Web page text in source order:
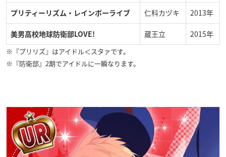
プリティーリズム・レインボーライブ 仁科カヅキ 2013年
美男高校地球防衛部LOVE! 蔵王立 2015年
※『プリリズ』はアイドル＜スタァです。
※『防衛部』2期でアイドルに一瞬なります。